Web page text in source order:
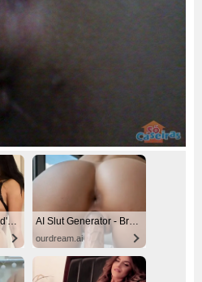
Fucking my girlfriend's hot mommy by mistake AI Slut Generator - Bring your Fantasies to life 🔥
ourdream.ai